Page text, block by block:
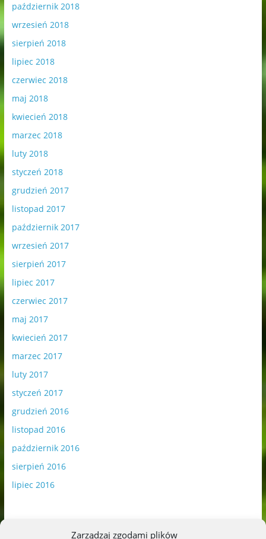
Zarządzaj zgodami plików
październik 2018
wrzesień 2018
sierpień 2018
lipiec 2018
czerwiec 2018
maj 2018
kwiecień 2018
marzec 2018
luty 2018
styczeń 2018
grudzień 2017
listopad 2017
październik 2017
wrzesień 2017
sierpień 2017
lipiec 2017
czerwiec 2017
maj 2017
kwiecień 2017
marzec 2017
luty 2017
styczeń 2017
grudzień 2016
listopad 2016
październik 2016
sierpień 2016
lipiec 2016